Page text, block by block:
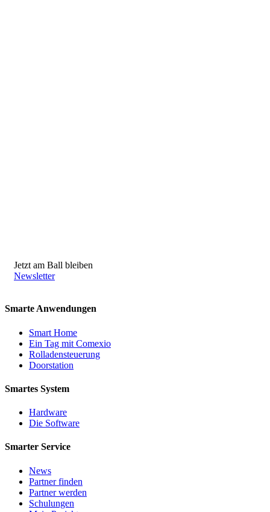
Jetzt am Ball bleiben
Newsletter
Smarte Anwendungen
Smart Home
Ein Tag mit Comexio
Rolladensteuerung
Doorstation
Smartes System
Hardware
Die Software
Smarter Service
News
Partner finden
Partner werden
Schulungen